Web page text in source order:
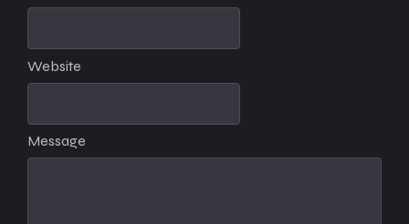
Message
Website